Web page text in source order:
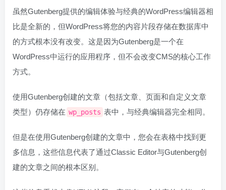
虽然Gutenberg提供的编辑体验与经典的WordPress编辑器相
比是全新的，但WordPress将您的内容片段存储在数据库中
的方式根本没有改变。这是因为Gutenberg是一个在
WordPress中运行的应用程序，但不会改变CMS的核心工作
方式。
使用Gutenberg创建的文章（包括文章、页面和自定义文章
类型）仍存储在 wp_posts 表中，与经典编辑器完全相同。
但是在使用Gutenberg创建的文章中，您会在表格中找到更
多信息，这些信息代表了通过Classic Editor与Gutenberg创
建的文章之间的根本区别。